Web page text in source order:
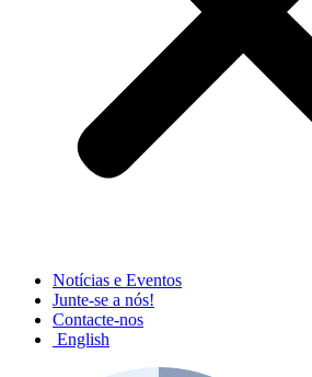
Notícias e Eventos
Junte-se a nós!
Contacte-nos
English